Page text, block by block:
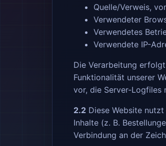
Quelle/Verweis,
Verwendeter
Verwendetes
Verwendete IP-
Die Verarbeitung
Funktionalität unserer
vor, die Server-Logfiles
2.2 Diese Website
Inhalte (z. B.
Verbindung an der